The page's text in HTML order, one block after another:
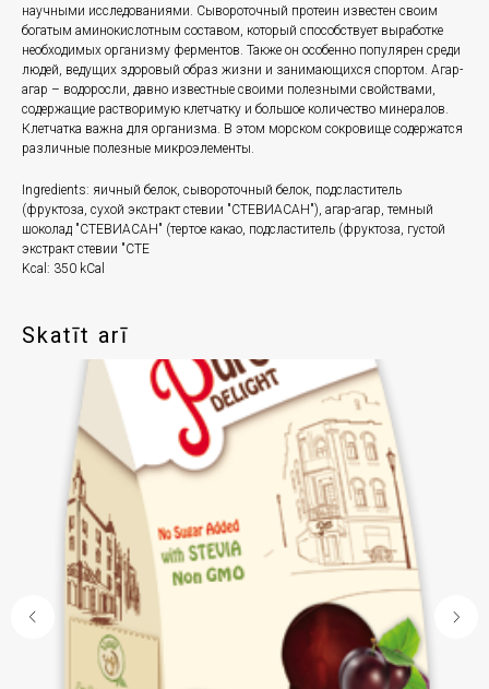
научными исследованиями. Сывороточный протеин известен своим
богатым аминокислотным составом, который способствует выработке
необходимых организму ферментов. Также он особенно популярен среди
людей, ведущих здоровый образ жизни и занимающихся спортом. Агар-
агар – водоросли, давно известные своими полезными свойствами,
содержащие растворимую клетчатку и большое количество минералов.
Клетчатка важна для организма. В этом морском сокровище содержатся
различные полезные микроэлементы.
Ingredients: яичный белок, сывороточный белок, подсластитель
(фруктоза, сухой экстракт стевии "СТЕВИАСАН"), агар-агар, темный
шоколад "СТЕВИАСАН" (тертое какао, подсластитель (фруктоза, густой
экстракт стевии "СТЕ
Kcal: 350 kCal
Skatīt arī